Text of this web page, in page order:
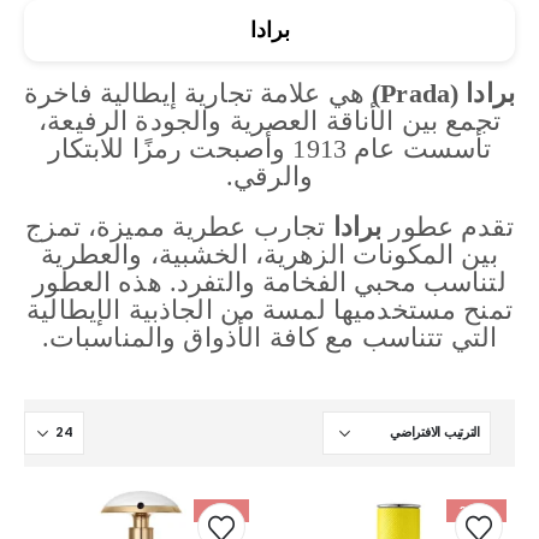
برادا
برادا (Prada)
هي علامة تجارية إيطالية فاخرة
تجمع بين الأناقة العصرية والجودة الرفيعة،
تأسست عام 1913 وأصبحت رمزًا للابتكار
والرقي.
تقدم عطور برادا تجارب عطرية مميزة، تمزج
بين المكونات الزهرية، الخشبية، والعطرية
لتناسب محبي الفخامة والتفرد. هذه العطور
تمنح مستخدميها لمسة من الجاذبية الإيطالية
التي تتناسب مع كافة الأذواق والمناسبات.
-34%
-21%